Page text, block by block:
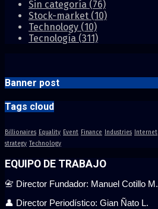
Sin categoría (76)
Stock-market (10)
Technology (10)
Tecnología (311)
Banner post
Tags cloud
Billionaires Equality Event Finance Industries Internet
strategy Technology
EQUIPO DE TRABAJO
📇 Director Fundador: Manuel Cotillo M.
👤 Director Periodístico: Gian Ñato L.